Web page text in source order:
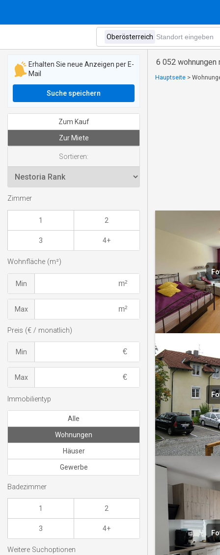
6 052
Hauptseite >
Erhalten Sie neue Anzeigen per E-
Mail
Suche speichern
Zum Kauf
Zur Miete
Sortieren:
Zimmer
1 2
3 4+
Wohnfläche (m²)
Min
Max
Preis (€ / monatlich)
Min
Max
Immobilientyp
Alle
Wohnungen
Häuser
Gewerbe
Badezimmer
1 2
3 4+
Weitere Suchoptionen